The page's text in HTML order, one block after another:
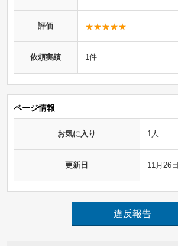
評価
依頼実績 1件
ページ情報
お気に入り 1人
更新日 11月26日
違反報告